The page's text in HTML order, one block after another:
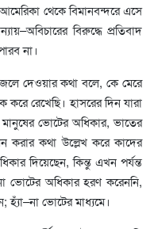
থেকে বিমানবন্দরে এসে
বিরুদ্ধে প্রতিবাদ
না।
দেওয়ার কথা বলে, কে মেরে
রেখেছি। হাসরের দিন যারা
ভোটের অধিকার, ভাতের
করার কথা উল্লেখ করে কাদের
দিয়েছেন, কিন্তু এখন পর্যন্ত
ভোটের অধিকার হরণ করেননি,
ভোটের মাধ্যমে।